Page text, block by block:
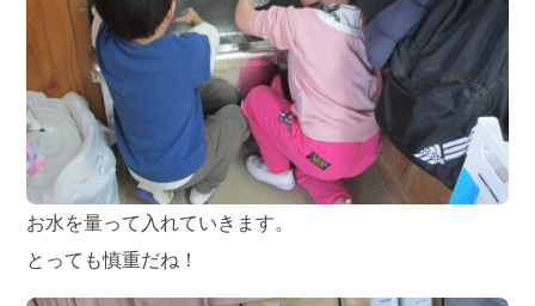
お水を量って入れていきます。
とっても慎重だね！